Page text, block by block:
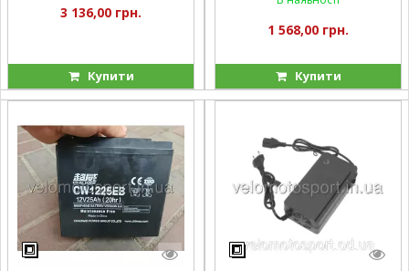
3 136,00 грн.
Купити
1 568,00 грн.
Купити